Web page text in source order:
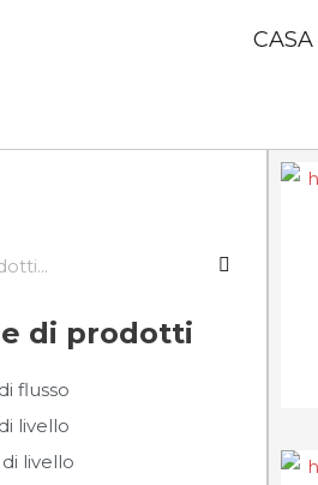
CASA
di prodotti
flusso
livello
livello